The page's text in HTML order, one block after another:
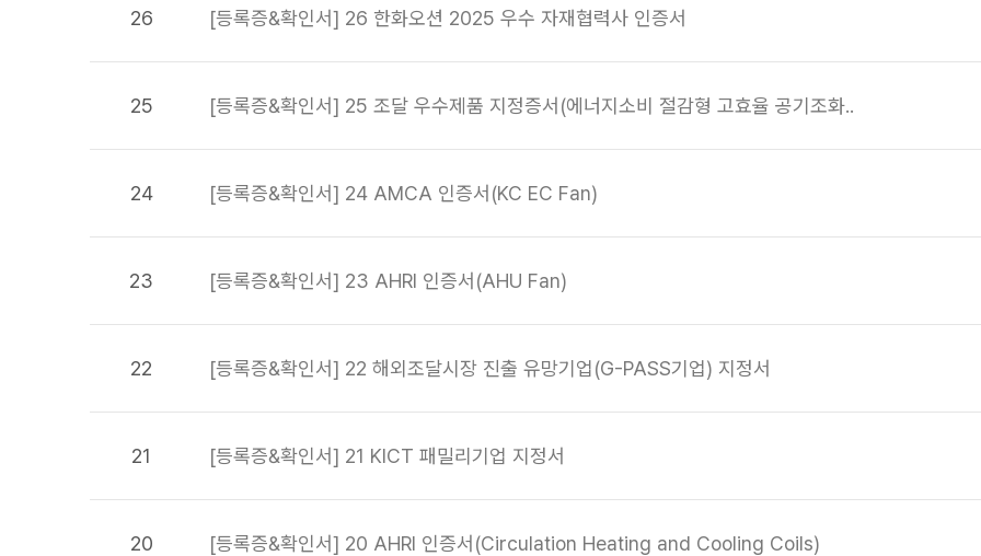
26 [등록증&확인서] 26 한화오션 2025 우수 자재협력사 인증서
25 [등록증&확인서] 25 조달 우수제품 지정증서(에너지소비 절감형 고효율 공기조화..
24 [등록증&확인서] 24 AMCA 인증서(KC EC Fan)
23 [등록증&확인서] 23 AHRI 인증서(AHU Fan)
22 [등록증&확인서] 22 해외조달시장 진출 유망기업(G-PASS기업) 지정서
21 [등록증&확인서] 21 KICT 패밀리기업 지정서
20 [등록증&확인서] 20 AHRI 인증서(Circulation Heating and Cooling Coils)